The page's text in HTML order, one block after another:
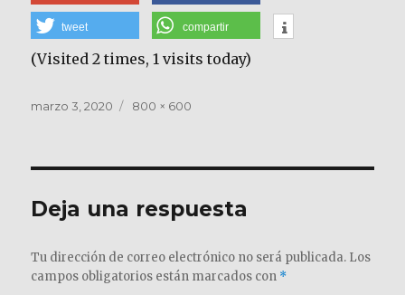
tweet compartir
(Visited 2 times, 1 visits today)
Publicado
marzo 3, 2020
Tamaño
800 × 600
Deja una respuesta
Tu dirección de correo electrónico no será publicada. Los
campos obligatorios están marcados con *